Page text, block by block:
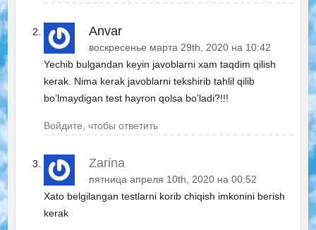
Anvar
воскресенье марта 29th, 2020 на 10:42
Yechib bulgandan keyin javoblarni xam taqdim qilish
kerak. Nima kerak javoblarni tekshirib tahlil qilib
bo’lmaydigan test hayron qolsa bo’ladi?!!!
Войдите, чтобы ответить
Zarina
пятница апреля 10th, 2020 на 00:52
Xato belgilangan testlarni korib chiqish imkonini berish
kerak